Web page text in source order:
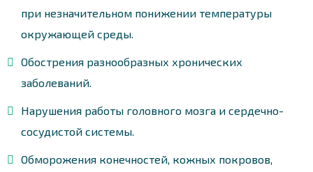
при незначительном понижении температуры
окружающей среды.
Обострения разнообразных хронических
заболеваний.
Нарушения работы головного мозга и сердечно-
сосудистой системы.
Обморожения конечностей, кожных покровов,